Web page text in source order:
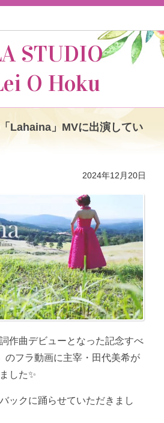
STUDIO
O Hoku
Lahaina」MVに出演してい
2024年12月20日
作曲デビューとなった記念すべ
のフラ動画に主宰・田代美希が
した✨
ックに踊らせていただきまし